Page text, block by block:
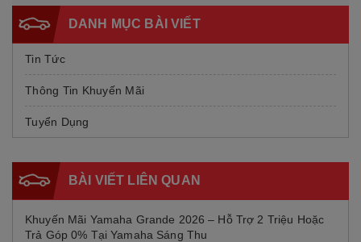
DANH MỤC BÀI VIẾT
Tin Tức
Thông Tin Khuyến Mãi
Tuyển Dụng
BÀI VIẾT LIÊN QUAN
Khuyến Mãi Yamaha Grande 2026 – Hỗ Trợ 2 Triệu Hoặc
Trả Góp 0% Tại Yamaha Sáng Thu